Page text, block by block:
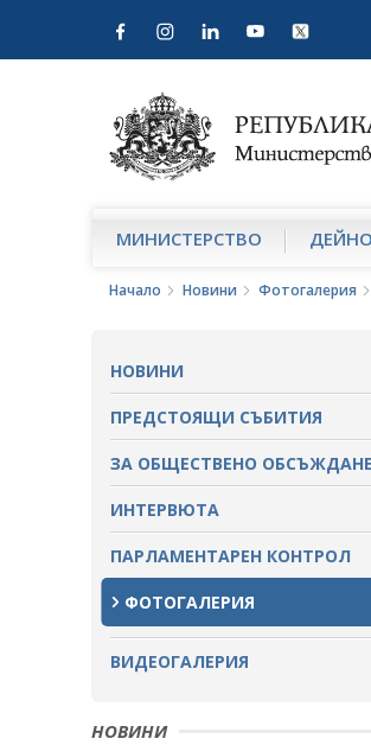
МИНИСТЕРСТВО
Начало Новини Фотогалерия
НОВИНИ
ПРЕДСТОЯЩИ СЪБИТИЯ
ЗА ОБЩЕСТВЕНО ОБСЪЖДАНЕ
ПРОЕКТИ ЗА ОБЩЕСТВЕНО
ОБСЪЖДАНЕ
ЗАВЪРШИЛИ ПРОЦЕДУРИ ЗА
ОБЩЕСТВЕНО ОБСЪЖДАНЕ
ИНТЕРВЮТА
ПАРЛАМЕНТАРЕН КОНТРОЛ
ФОТОГАЛЕРИЯ
ВИДЕОГАЛЕРИЯ
НОВИНИ